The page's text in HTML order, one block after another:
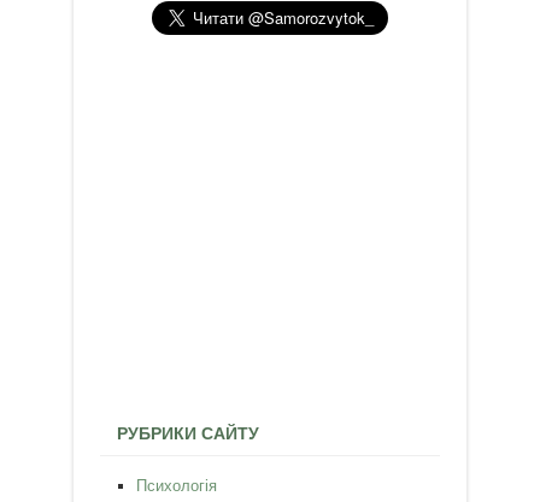
РУБРИКИ САЙТУ
Психологія